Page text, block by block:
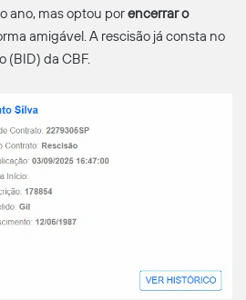
ano, mas optou porencerrar o
amigável. A rescisão já consta no
(BID) da CBF.